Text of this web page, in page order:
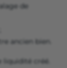
de
ancien bien.
créé.